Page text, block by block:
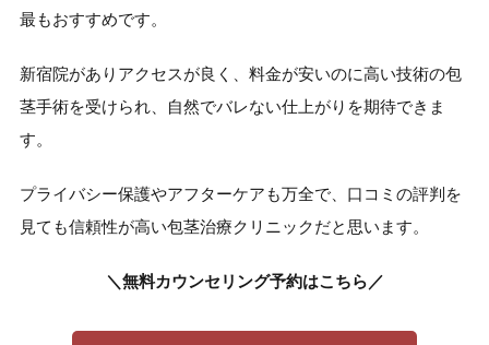
最もおすすめです。
新宿院がありアクセスが良く、料金が安いのに高い技術の包
茎手術を受けられ、自然でバレない仕上がりを期待できま
す。
プライバシー保護やアフターケアも万全で、口コミの評判を
見ても信頼性が高い包茎治療クリニックだと思います。
＼無料カウンセリング予約はこちら／